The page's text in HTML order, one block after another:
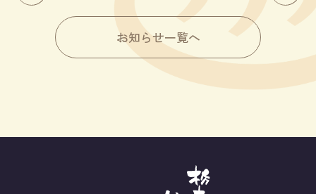
お知らせ一覧へ